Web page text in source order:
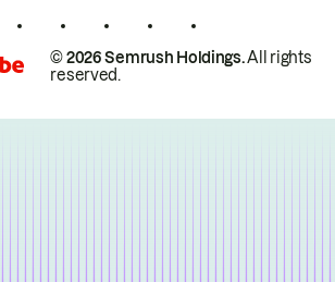
© 2026 Semrush Holdings.All rights
reserved.